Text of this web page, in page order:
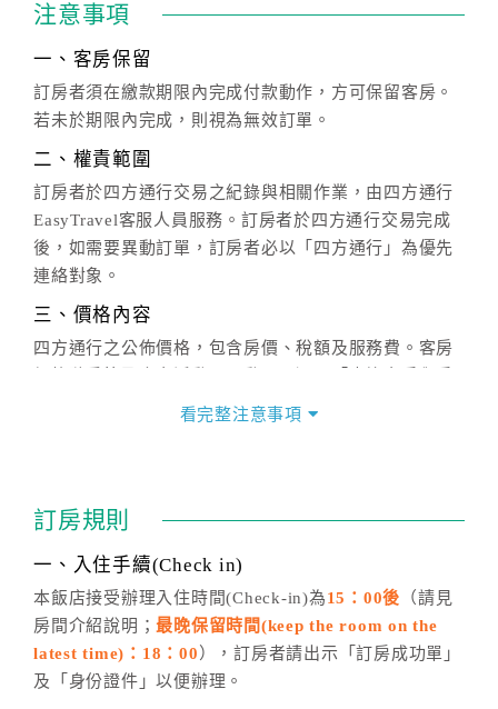
注意事項
一、客房保留
訂房者須在繳款期限內完成付款動作，方可保留客房。
若未於期限內完成，則視為無效訂單。
二、權責範圍
訂房者於四方通行交易之紀錄與相關作業，由四方通行
EasyTravel客服人員服務。訂房者於四方通行交易完成
後，如需要異動訂單，訂房者必以「四方通行」為優先
連絡對象。
三、價格內容
四方通行之公佈價格，包含房價、稅額及服務費。客房
價」之當日價格為標準。
話方式異動訂單。
※非客服時間之申辦異動，皆為次日計算及辦理。
五、客服時間
週一至週日，上午9:00～晚上6:00
六、聯絡方式
看完整注意事項
訂房規則
一、入住手續(Check in)
本飯店接受辦理入住時間(Check-in)為15：00後 （請見
房間介紹說明；最晚保留時間(keep the room on the
latest time)：18：00 ），訂房者請出示「訂房成功單」
及「身份證件」以便辦理。